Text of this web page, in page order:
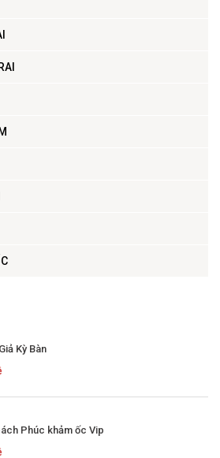
Kỳ Bàn
Phúc khảm ốc Vip